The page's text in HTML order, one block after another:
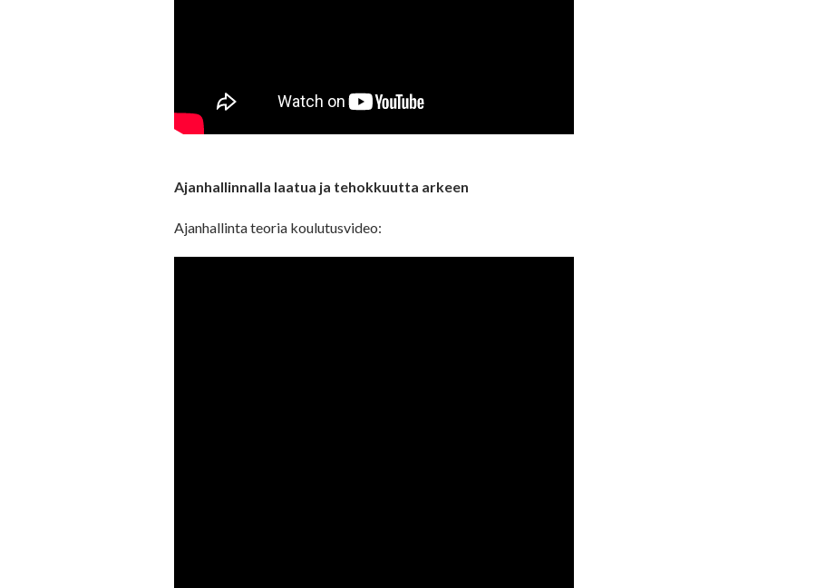
Ajanhallinnalla laatua ja tehokkuutta arkeen
Ajanhallinta teoria koulutusvideo: